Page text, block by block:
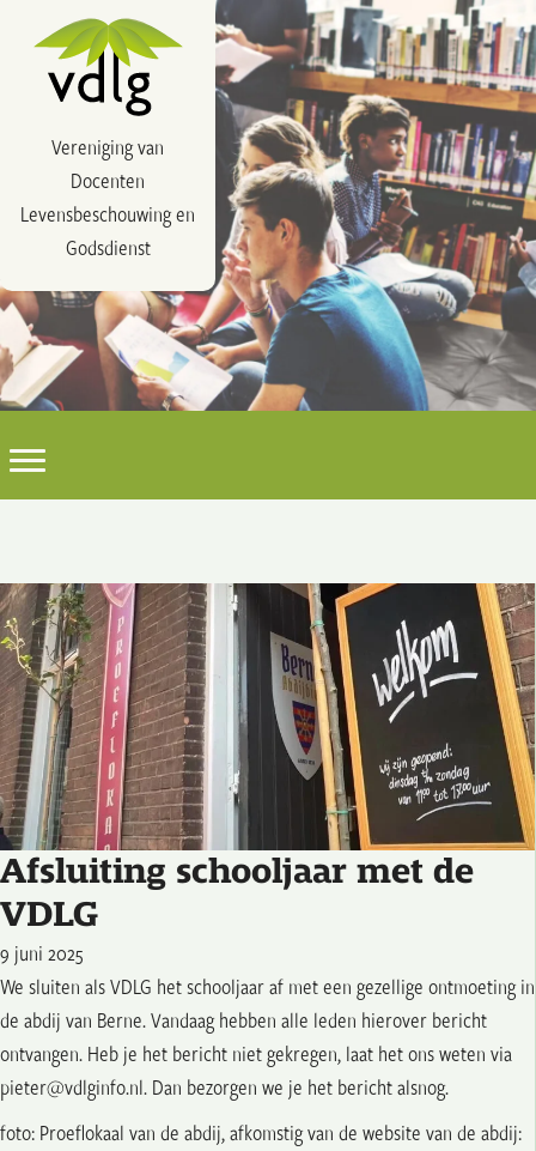
Vereniging van
Docenten
Levensbeschouwing en
Godsdienst
Afsluiting schooljaar met de
VDLG
9 juni 2025
We sluiten als VDLG het schooljaar af met een gezellige ontmoeting in
de abdij van Berne. Vandaag hebben alle leden hierover bericht
ontvangen. Heb je het bericht niet gekregen, laat het ons weten via
pieter@vdlginfo.nl. Dan bezorgen we je het bericht alsnog.
foto: Proeflokaal van de abdij, afkomstig van de website van de abdij: